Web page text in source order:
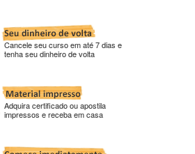
Cancele seu curso em até 7 dias e
tenha seu dinheiro de volta
Adquira certificado ou apostila
impressos e receba em casa